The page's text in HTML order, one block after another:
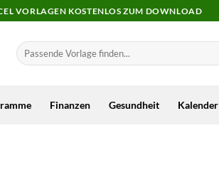
VORLAGEN KOSTENLOS ZUM DOWNLOAD
Finanzen Gesundheit Kalender